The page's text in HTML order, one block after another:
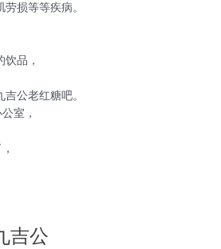
损等等疾病。
品，
公老红糖吧。
室，
吉公